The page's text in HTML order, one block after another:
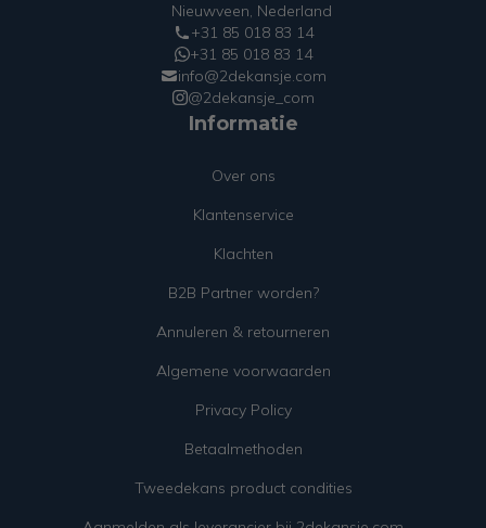
Nieuwveen, Nederland
+31 85 018 83 14
+31 85 018 83 14
info@2dekansje.com
@2dekansje_com
Informatie
Over ons
Klantenservice
Klachten
B2B Partner worden?
Annuleren & retourneren
Algemene voorwaarden
Privacy Policy
Betaalmethoden
Tweedekans product condities